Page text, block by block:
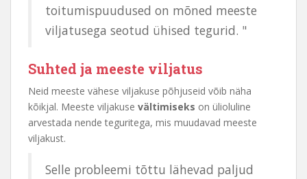
toitumispuudused on mõned meeste
viljatusega seotud ühised tegurid. "
Suhted ja meeste viljatus
Neid meeste vähese viljakuse põhjuseid võib näha
kõikjal. Meeste viljakuse vältimiseks on ülioluline
arvestada nende teguritega, mis muudavad meeste
viljakust.
Selle probleemi tõttu lähevad paljud